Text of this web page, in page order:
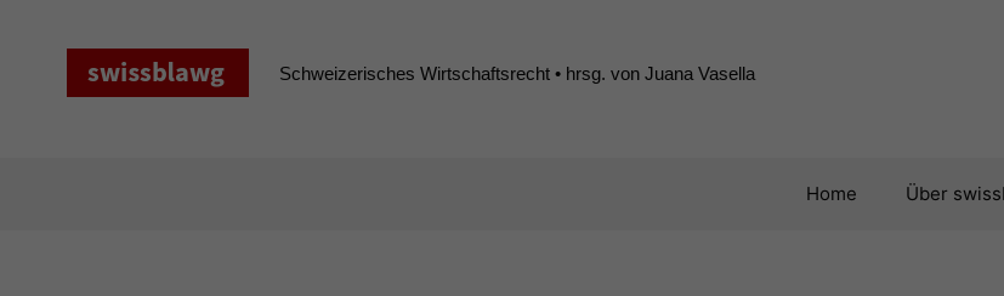
Schweizerisches Wirtschaftsrecht • hrsg. von Juana Vasella
Home Über